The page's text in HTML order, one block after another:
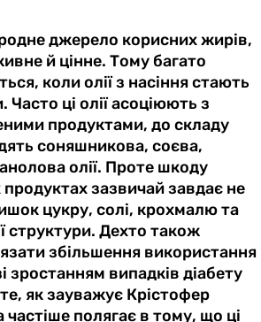
джерело корисних жирів,
й цінне. Тому багато
коли олії з насіння стають
Часто ці олії асоціюють з
продуктами, до складу
соняшникова, соєва,
олії. Проте шкоду
зазвичай завдає не
цукру, солі, крохмалю та
структури. Дехто також
збільшення використання
зростанням випадків діабету
як зауважує Крістофер
полягає в тому, що ці